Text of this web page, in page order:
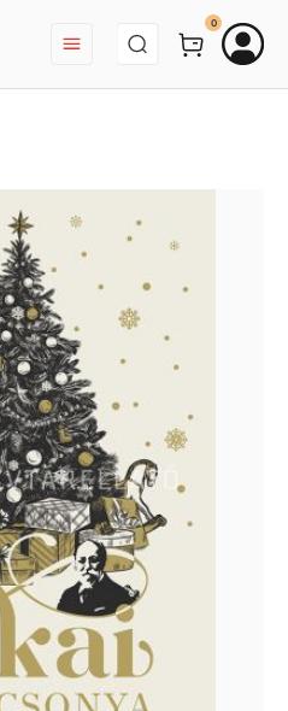
BEJELENTKEZÉS
0